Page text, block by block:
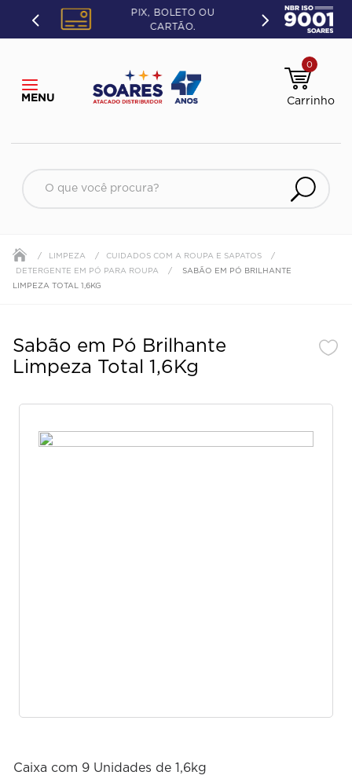
PIX, BOLETO OU
CARTÃO.
0
O que você procura?
LIMPEZA
CUIDADOS COM A ROUPA E SAPATOS
DETERGENTE EM PÓ PARA ROUPA
SABÃO EM PÓ BRILHANTE
LIMPEZA TOTAL 1,6KG
Sabão em Pó Brilhante
Limpeza Total 1,6Kg
Caixa com 9 Unidades de 1,6kg